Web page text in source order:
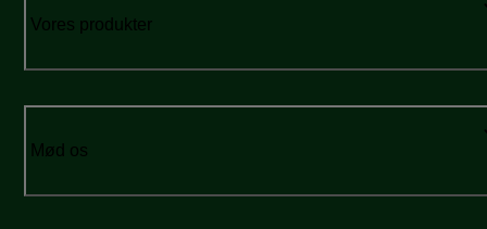
Vores produkter
Mød os